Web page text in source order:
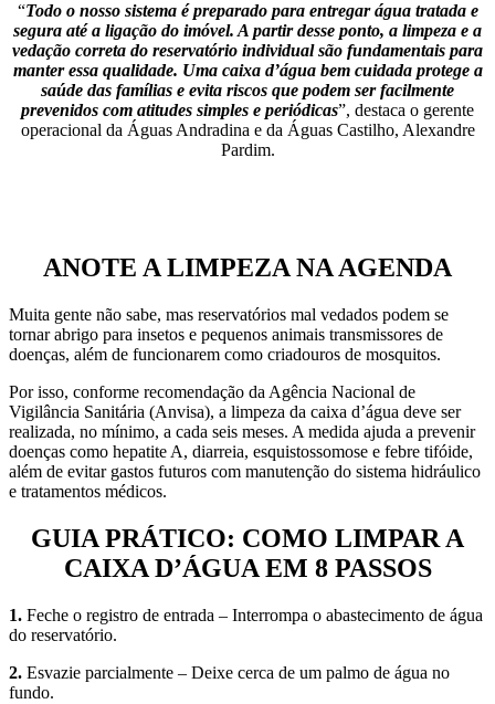
“Todo o nosso sistema é preparado para entregar água tratada e
segura até a ligação do imóvel. A partir desse ponto, a limpeza e a
vedação correta do reservatório individual são fundamentais para
manter essa qualidade. Uma caixa d’água bem cuidada protege a
saúde das famílias e evita riscos que podem ser facilmente
prevenidos com atitudes simples e periódicas”, destaca o gerente
operacional da Águas Andradina e da Águas Castilho, Alexandre
Pardim.
ANOTE A LIMPEZA NA AGENDA
Muita gente não sabe, mas reservatórios mal vedados podem se
tornar abrigo para insetos e pequenos animais transmissores de
doenças, além de funcionarem como criadouros de mosquitos.
Por isso, conforme recomendação da Agência Nacional de
Vigilância Sanitária (Anvisa), a limpeza da caixa d’água deve ser
realizada, no mínimo, a cada seis meses. A medida ajuda a prevenir
doenças como hepatite A, diarreia, esquistossomose e febre tifóide,
além de evitar gastos futuros com manutenção do sistema hidráulico
e tratamentos médicos.
GUIA PRÁTICO: COMO LIMPAR A
CAIXA D’ÁGUA EM 8 PASSOS
1. Feche o registro de entrada – Interrompa o abastecimento de água
do reservatório.
2. Esvazie parcialmente – Deixe cerca de um palmo de água no
fundo.